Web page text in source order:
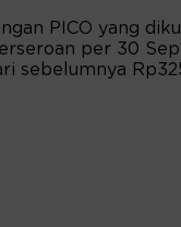
PICO yang
per 30
sebelumnya